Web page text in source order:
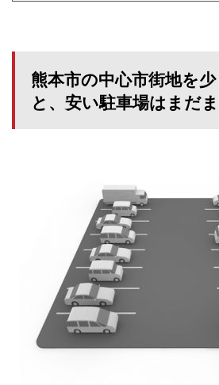
熊本市の中心市街地を
と、安い駐車場はまだ